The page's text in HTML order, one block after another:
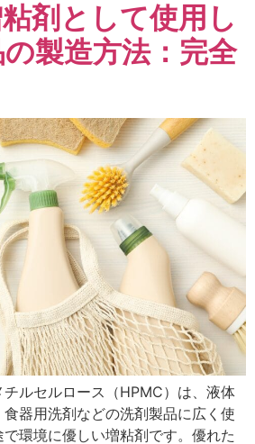
剤として使用し
製造方法：完全
チルセルロース（HPMC）は、液体
器用洗剤などの洗剤製品に広く使
環境に優しい増粘剤です。優れた